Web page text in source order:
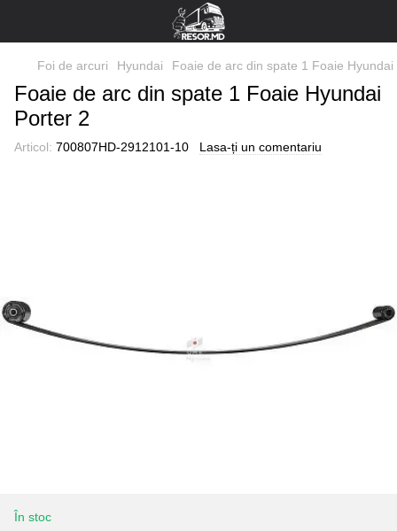
Foi de arcuri Hyundai Foaie de arc din spate 1 Foaie Hyundai
Foaie de arc din spate 1 Foaie Hyundai
Porter 2
Articol: 700807HD-2912101-10 Lasa-ți un comentariu
În stoc